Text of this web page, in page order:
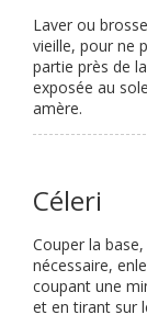
Laver ou
vieille, pour ne
partie près de
exposée au
amère.
Céleri
Couper la
nécessaire,
coupant une
et en tirant sur